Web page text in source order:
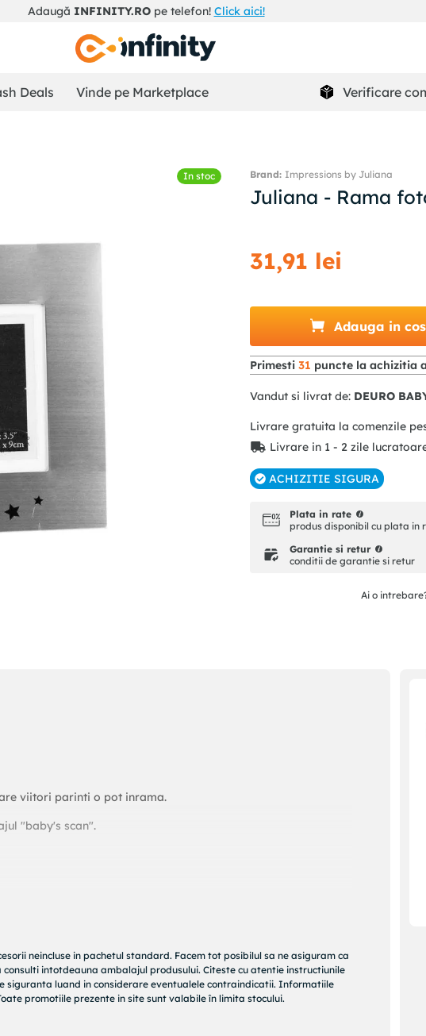
Adaugă INFINITY.ROpe telefon! Click aici!
Deals Vinde pe Marketplace Verificare
In stoc Impressions by Juliana
Juliana - Rama
31,91 lei
Adauga in cos
Primesti31 puncte la achizitia
Vandut si livrat de: DEURO
Livrare gratuita la comenzile
Livrare in 1 - 2 zile
ACHIZITIE SIGURA
Plata in rate
produs disponibil cu plata in
Garantie si retur
conditii de garantie si retur
Ai o
viitori parinti o pot inrama.
"baby's scan".
fie ca sunteti fericitii parinti, fie ca sunteti nasi sau altcineva
dintr-o gama variata decadouri pentru bebelusi, cadouri
neincluse in pachetul standard. Facem tot posibilul sa ne asiguram ca
intotdeauna ambalajul produsului. Citeste cu atentie instructiunile
luand in considerare eventualele contraindicatii. Informatiile
promotiile prezente in site sunt valabile în limita stocului.